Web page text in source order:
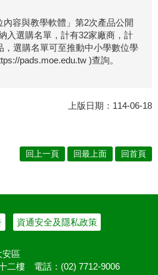
內容與教學軟體」第2次產品公開
入選購名單，計有32家廠商，計
，選購名單可至推動中小學數位學
pads.moe.edu.tw )查詢。
上版日期：114-06-18
回上一頁 回最上面 回首頁
資通安全及隱私政策
安區
二樓 電話：(02) 7712-9006